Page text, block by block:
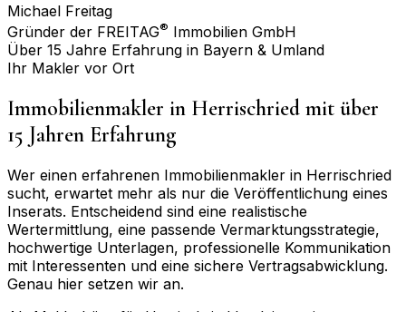
Michael Freitag
Gründer der FREITAG® Immobilien GmbH
Über 15 Jahre Erfahrung in Bayern & Umland
Ihr Makler vor Ort
Immobilienmakler in Herrischried mit über
15 Jahren Erfahrung
Wer einen erfahrenen Immobilienmakler in Herrischried
sucht, erwartet mehr als nur die Veröffentlichung eines
Inserats. Entscheidend sind eine realistische
Wertermittlung, eine passende Vermarktungsstrategie,
hochwertige Unterlagen, professionelle Kommunikation
mit Interessenten und eine sichere Vertragsabwicklung.
Genau hier setzen wir an.